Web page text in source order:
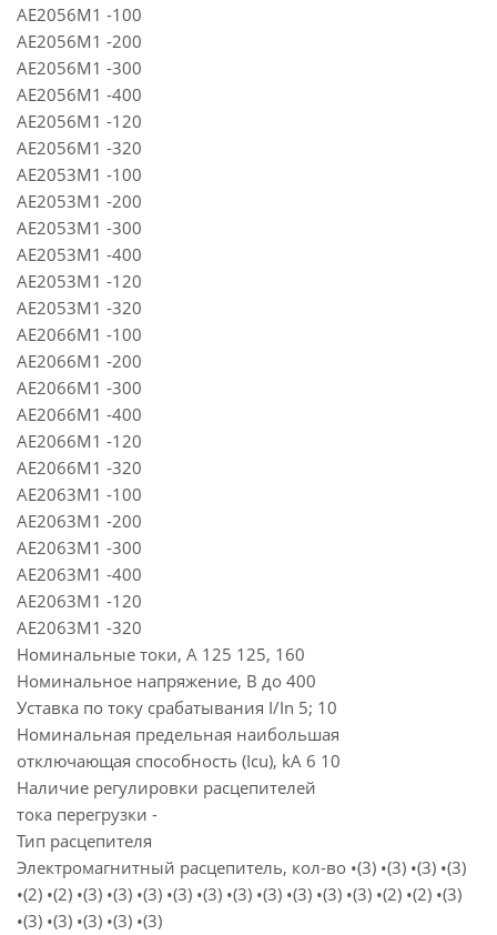
АЕ2056М1 -100
АЕ2056М1 -200
АЕ2056М1 -300
АЕ2056М1 -400
АЕ2056М1 -120
АЕ2056М1 -320
АЕ2053М1 -100
АЕ2053М1 -200
АЕ2053М1 -300
АЕ2053М1 -400
АЕ2053М1 -120
АЕ2053М1 -320
АЕ2066М1 -100
АЕ2066М1 -200
АЕ2066М1 -300
АЕ2066М1 -400
АЕ2066М1 -120
АЕ2066М1 -320
АЕ2063М1 -100
АЕ2063М1 -200
АЕ2063М1 -300
АЕ2063М1 -400
АЕ2063М1 -120
АЕ2063М1 -320
Номинальные токи, А 125 125, 160
Номинальное напряжение, В до 400
Уставка по току срабатывания I/In 5; 10
Номинальная предельная наибольшая
отключающая способность (Icu), kA 6 10
Наличие регулировки расцепителей
тока перегрузки -
Тип расцепителя
Электромагнитный расцепитель, кол-во •(3) •(3) •(3) •(3)
•(2) •(2) •(3) •(3) •(3) •(3) •(3) •(3) •(3) •(3) •(3) •(3) •(2) •(2) •(3)
•(3) •(3) •(3) •(3) •(3)